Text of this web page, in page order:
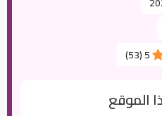
5
(
53
)
الموقع